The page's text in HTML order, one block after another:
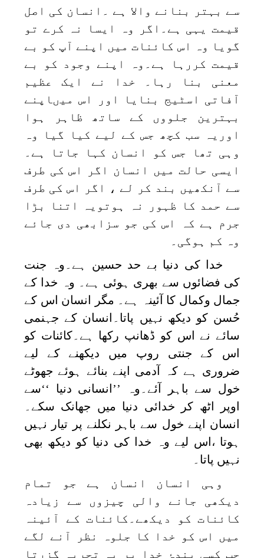
سے بہتر بنانے والا ہے ۔انسان کی اصل
قیمت یہی ہے۔اگر وہ ایسا نہ کرے تو
گویا وہ اس کائنات میں اپنے آپ کو بے
قیمت کررہا ہے۔وہ اپنے وجود کو بے
معنی بنا رہا۔ خدا نے ایک عظیم
آفاتی اسٹیج بنایا اور اس میںاپنے
بہترین جلووں کے ساتھ ظاہر ہوا
اوریہ سب کچھ جس کے لیے کیا گیا وہ
وہی تھا جس کو انسان کہا جاتا ہے۔
ایسی حالت میں انسان اگر اس کی طرف
سے آنکھیں بند کر لے ، اگر اس کی طرف
سے حمد کا ظہور نہ ہوتویہ اتنا بڑا
جرم ہے کہ اس کی جو سزابھی دی جائے
وہ کم ہوگی۔
خدا کی دنیا بے حد حسین ہے۔وہ جنت
کی فضائوں سے بھری ہوئی ہے۔ وہ خدا کے
جمال وکمال کا آئینہ ہے۔ مگر انسان اس کے
حُسن کو دیکھ نہیں پاتا۔انسان کے جہنمی
سائے نے اس کو ڈھانپ رکھا ہے۔کائنات کو
اس کے جنتی روپ میں دیکھنے کے لیے
ضروری ہے کہ آدمی اپنے بنائے ہوئے جھوٹے
خول سے باہر آئے۔وہ ’’انسانی دنیا ‘‘سے
اوپر اٹھ کر خدائی دنیا میں جھانک سکے۔
انسان اپنے خول سے باہر نکلنے پر تیار نہیں
ہوتا ،اس لیے وہ خدا کی دنیا کو دیکھ بھی
نہیں پاتا۔
وہی انسان انسان ہے جو تمام
دیکھی جانے والی چیزوں سے زیادہ
کائنات کو دیکھے۔کائنات کے آئینہ
میں اس کو خدا کا جلوہ نظر آنے لگے
جب کسی بندۂ خدا پر یہ تجربہ گزرتا